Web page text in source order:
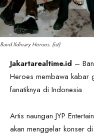
Band Xdinary Heroes. (ist)
Jakartarealtime.id –
Heroes membawa kabar
fanatiknya di Indonesia.
Artis naungan JYP
akan menggelar konser